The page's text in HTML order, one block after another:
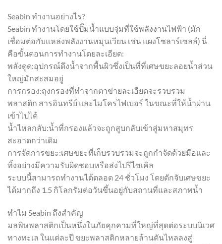
Seabin ทำงานอย่างไร?
Seabin ทำงานโดยใช้ปั๊มน้ำแบบจุ่มที่ใช้พลังงานไฟฟ้า (มัก
เชื่อมต่อกับแหล่งพลังงานหมุนเวียน เช่น แผงโซลาร์เซลล์) นี่
คือขั้นตอนการทำงานโดยละเอียด:
พลังดูด:อุปกรณ์ดึงน้ำจากพื้นผิวซึ่งเป็นที่ที่เศษขยะลอยน้ำส่วน
ใหญ่มักสะสมอยู่
การกรอง:ถุงกรองที่ทำจากตาข่ายละเอียดจะรวบรวม
พลาสติก สารอินทรีย์ และไมโครไฟเบอร์ ในขณะที่ให้น้ำผ่าน
เข้าไปได้
น้ำไหลกลับ:น้ำที่กรองแล้วจะถูกสูบกลับเข้าสู่มหาสมุทร
สะอาดกว่าเดิม
การจัดการขยะ:เศษขยะที่เก็บรวบรวมจะถูกกำจัดด้วยมือและ
ทิ้งอย่างมีความรับผิดชอบหรือส่งไปรีไซเคิล
ระบบนี้สามารถทำงานได้ตลอด 24 ชั่วโมง โดยดักจับเศษขยะ
ได้มากถึง 1.5 กิโลกรัมต่อวันขึ้นอยู่กับสถานที่และสภาพน้ำ
ทำไม Seabin ถึงสำคัญ
มลพิษพลาสติกเป็นหนึ่งในภัยคุกคามที่ใหญ่ที่สุดต่อระบบนิเวศ
ทางทะเล ในแต่ละปี ขยะพลาสติกหลายล้านตันไหลลงสู่